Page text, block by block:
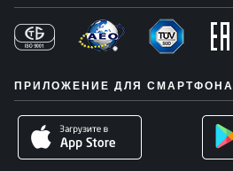
ПРИЛОЖЕНИЕ ДЛЯ СМАРТФОНА